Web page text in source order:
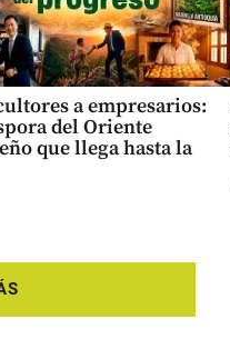
a empresarios:
del Oriente
que llega hasta la